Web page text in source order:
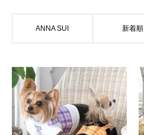
ANNA SUI 新着順